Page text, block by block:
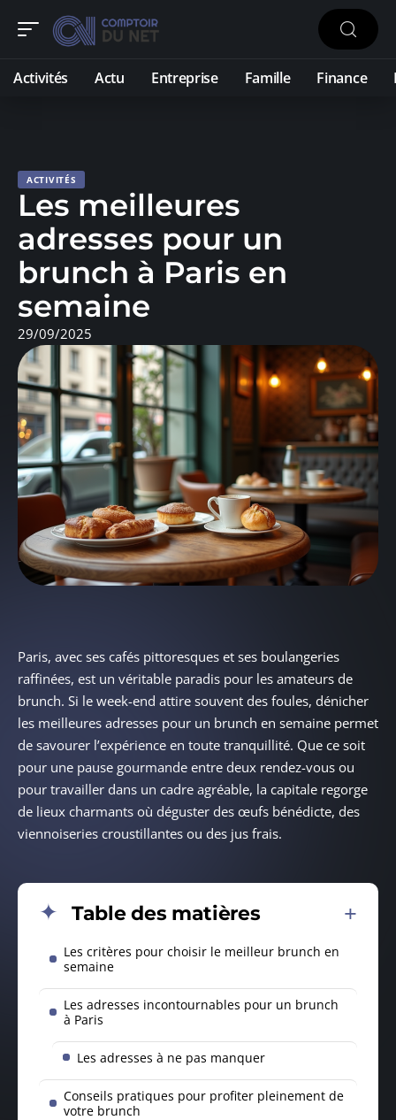
Activités Actu Entreprise Famille Finance
ACTIVITÉS
Les meilleures
adresses pour un
brunch à Paris en
semaine
29/09/2025
Paris, avec ses cafés pittoresques et ses boulangeries
raffinées, est un véritable paradis pour les amateurs de
brunch. Si le week-end attire souvent des foules, dénicher
les meilleures adresses pour un brunch en semaine permet
de savourer l’expérience en toute tranquillité. Que ce soit
pour une pause gourmande entre deux rendez-vous ou
pour travailler dans un cadre agréable, la capitale regorge
de lieux charmants où déguster des œufs bénédicte, des
viennoiseries croustillantes ou des jus frais.
Table des matières
Les critères pour choisir le meilleur brunch en
semaine
Les adresses incontournables pour un brunch
à Paris
Les adresses à ne pas manquer
Conseils pratiques pour profiter pleinement de
votre brunch